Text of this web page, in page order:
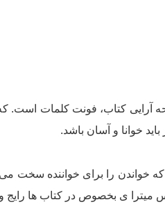
آرایی کتاب، فونت کلمات است. که
خوانا و آسان باشد.
خواندن را برای خواننده سخت می
میترا ی بخصوص در کتاب ها